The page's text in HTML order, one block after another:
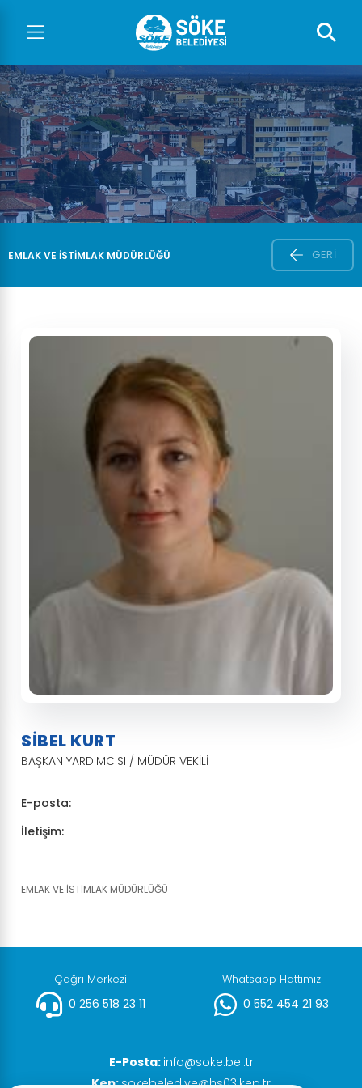
EMLAK VE İSTİMLAK MÜDÜRLÜĞÜ GERI
SİBEL KURT
BAŞKAN YARDIMCISI / MÜDÜR VEKİLİ
E-posta:
İletişim:
EMLAK VE İSTİMLAK MÜDÜRLÜĞÜ
Çağrı Merkezi
0 256 518 23 11
Whatsapp Hattımız
0 552 454 21 93
E-Posta: info@soke.bel.tr
Kep:sokebelediye@hs03.kep.tr